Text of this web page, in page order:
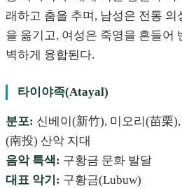
래하고 춤을 추며, 남성은 전통
을 옮기고, 여성은 죽영을 흔들어
벽하게 융합된다.
타이야족(Atayal)
분포: 신베이(新竹), 미오리(苗栗
(南投) 산악 지대
음악 특색: 구황금 문화 발달
대표 악기: 구황금(Lubuw)